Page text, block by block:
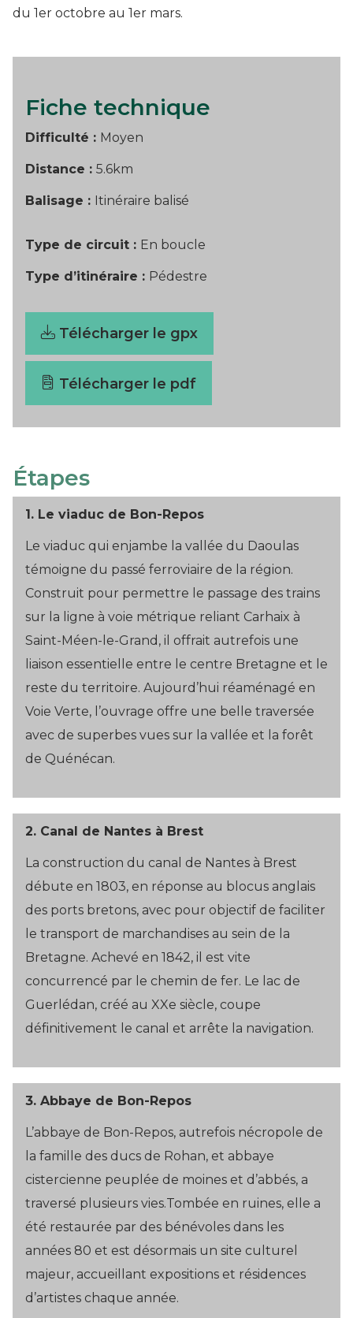
du 1er octobre au 1er mars.
Fiche technique
Difficulté : Moyen
Distance : 5.6km
Balisage : Itinéraire balisé
Type de circuit : En boucle
Type d’itinéraire : Pédestre
Télécharger le gpx
Télécharger le pdf
Étapes
1. Le viaduc de Bon-Repos
Le viaduc qui enjambe la vallée du Daoulas
témoigne du passé ferroviaire de la région.
Construit pour permettre le passage des trains
sur la ligne à voie métrique reliant Carhaix à
Saint-Méen-le-Grand, il offrait autrefois une
liaison essentielle entre le centre Bretagne et le
reste du territoire. Aujourd’hui réaménagé en
Voie Verte, l’ouvrage offre une belle traversée
avec de superbes vues sur la vallée et la forêt
de Quénécan.
2. Canal de Nantes à Brest
La construction du canal de Nantes à Brest
débute en 1803, en réponse au blocus anglais
des ports bretons, avec pour objectif de faciliter
le transport de marchandises au sein de la
Bretagne. Achevé en 1842, il est vite
concurrencé par le chemin de fer. Le lac de
Guerlédan, créé au XXe siècle, coupe
définitivement le canal et arrête la navigation.
3. Abbaye de Bon-Repos
L’abbaye de Bon-Repos, autrefois nécropole de
la famille des ducs de Rohan, et abbaye
cistercienne peuplée de moines et d’abbés, a
traversé plusieurs vies.Tombée en ruines, elle a
été restaurée par des bénévoles dans les
années 80 et est désormais un site culturel
majeur, accueillant expositions et résidences
d’artistes chaque année.